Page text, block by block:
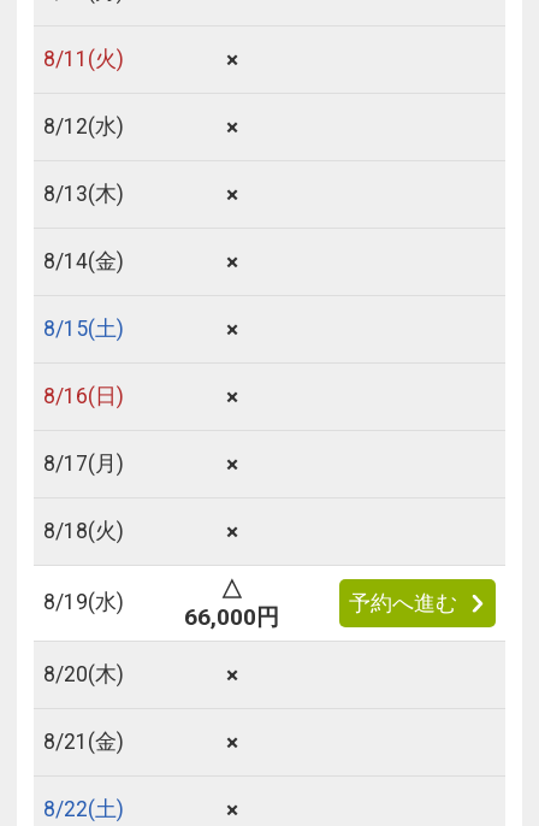
い商品
せん。
8/11 (火) ×
8/12(水) ×
8/13(木) ×
8/14(金) ×
8/15(土) ×
8/16(日) ×
8/17(月) ×
8/18(火) ×
8/19(水)
△
66,000円
予約へ進む
8/20(木) ×
8/21 (金) ×
8/22(土) ×